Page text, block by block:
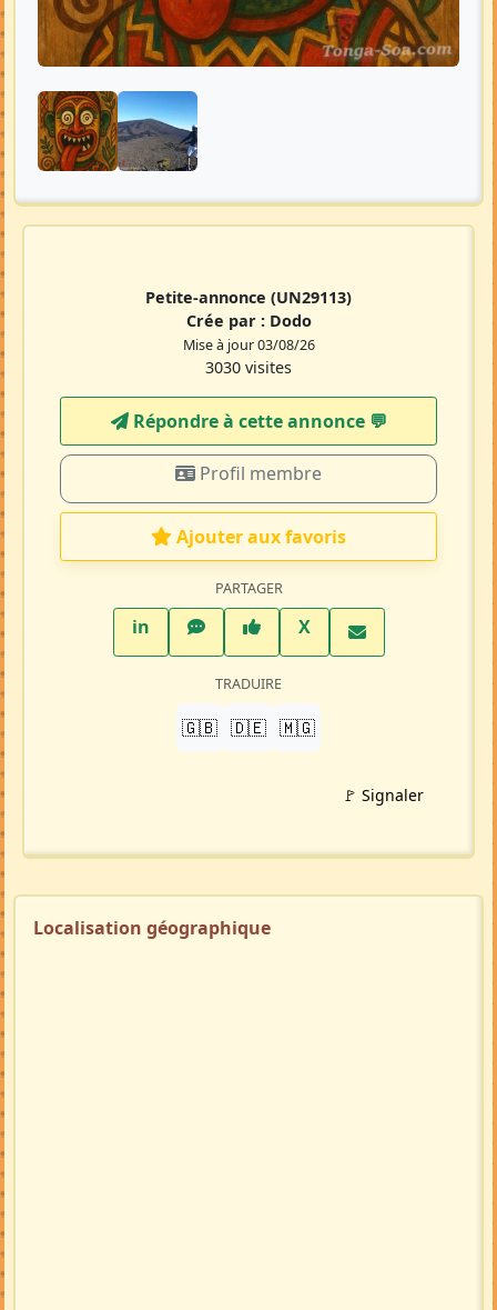
Petite-annonce (UN29113)
Crée par : Dodo
Mise à jour 03/08/26
3030 visites
Répondre à cette annonce 💬​
Profil membre
Ajouter aux favoris
PARTAGER
inLinkedInWhatsAppFacebook
XTwitter X
TRADUIRE
🇬🇧 🇩🇪 🇲🇬
🚩 Signaler
Localisation géographique